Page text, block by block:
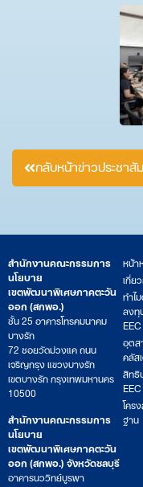
กลับหน้าข่าวประชา
สำนักงานคณะกรรมการ
นโยบาย
เขตพัฒนาพิเศษภาคตะวัน
ออก (สกพอ.)
ชั้น 25 อาคารโทรคมนาคม
บางรัก
72 ซอยวัดม่วงแค ถนน
เจริญกรุง แขวงบางรัก
เขตบางรัก กรุงเทพมหานคร
10500
สำนักงานคณะกรรมการ
นโยบาย
เขตพัฒนาพิเศษภาคตะวัน
ออก (สกพอ.) จังหวัดชลบุรี
อาคารนววิทย์บูรพา
หน้า
เกี่ย
ทำไ
ลงทุ
EEC
อุตส
คลัส
สิทธิ
EEC
โคร
ฐาน